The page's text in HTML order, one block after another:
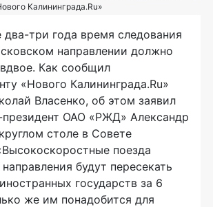
Калининграда.Ru»
два-три года время следования
направлении должно
Как сообщил
«Нового Калининграда.Ru»
Власенко, об этом заявил
ОАО «РЖД» Александр
столе в Совете
поезда
будут пересекать
государств за 6
же им понадобится для